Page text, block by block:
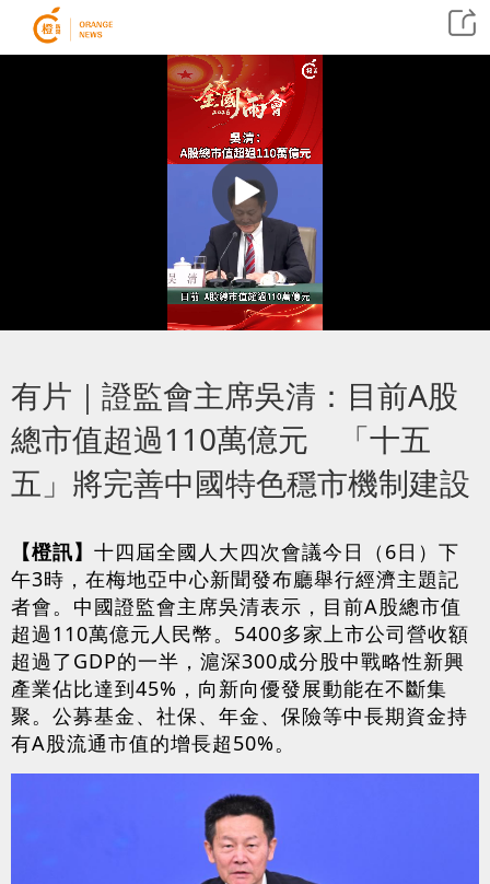
有片｜證監會主席吳清：目前A股
總市值超過110萬億元 「十五
五」將完善中國特色穩市機制建設
【橙訊】 十四屆全國人大四次會議今日（6日）下
午3時，在梅地亞中心新聞發布廳舉行經濟主題記
者會。中國證監會主席吳清表示，目前A股總市值
超過110萬億元人民幣。5400多家上市公司營收額
超過了GDP的一半，滬深300成分股中戰略性新興
產業佔比達到45%，向新向優發展動能在不斷集
聚。公募基金、社保、年金、保險等中長期資金持
有A股流通市值的增長超50%。